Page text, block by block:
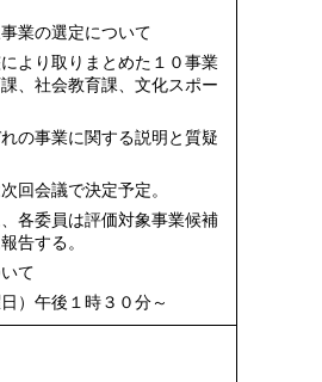
業の選定について
より取りまとめた１０事業
、社会教育課、文化スポー
事業に関する説明と質疑
会議で決定予定。
各委員は評価対象事業候補
告する。
て
）午後１時３０分～